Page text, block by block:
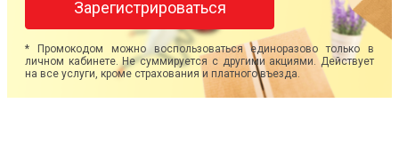
Зарегистрироваться
* Промокодом можно воспользоваться единоразово только в
личном кабинете. Не суммируется с другими акциями. Действует
на все услуги, кроме страхования и платного въезда.